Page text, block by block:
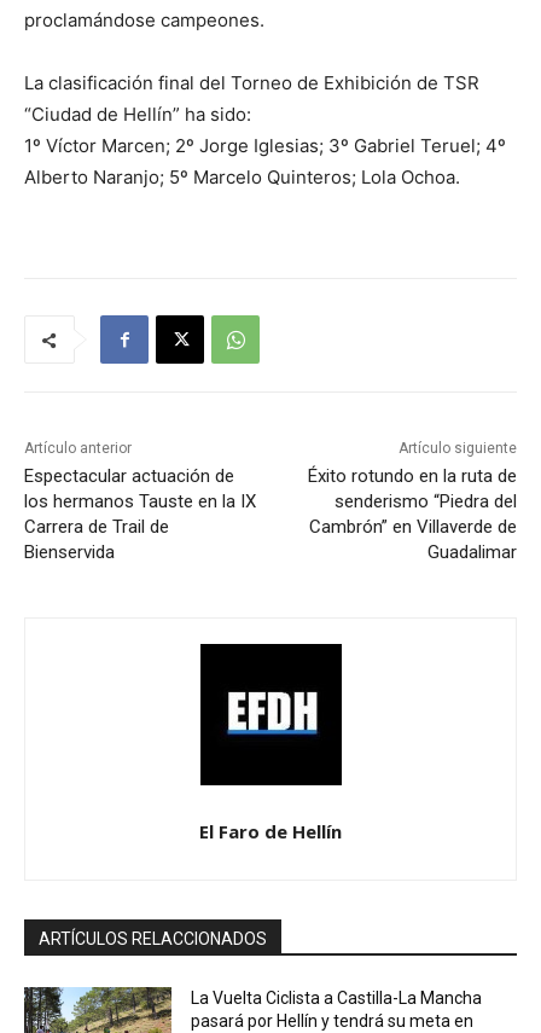
proclamándose campeones.
La clasificación final del Torneo de Exhibición de TSR
“Ciudad de Hellín” ha sido:
1º Víctor Marcen; 2º Jorge Iglesias; 3º Gabriel Teruel; 4º
Alberto Naranjo; 5º Marcelo Quinteros; Lola Ochoa.
Artículo anterior
Espectacular actuación de
los hermanos Tauste en la IX
Carrera de Trail de
Bienservida
Artículo siguiente
Éxito rotundo en la ruta de
senderismo “Piedra del
Cambrón” en Villaverde de
Guadalimar
El Faro de Hellín
ARTÍCULOS RELACCIONADOS
La Vuelta Ciclista a Castilla-La Mancha
pasará por Hellín y tendrá su meta en